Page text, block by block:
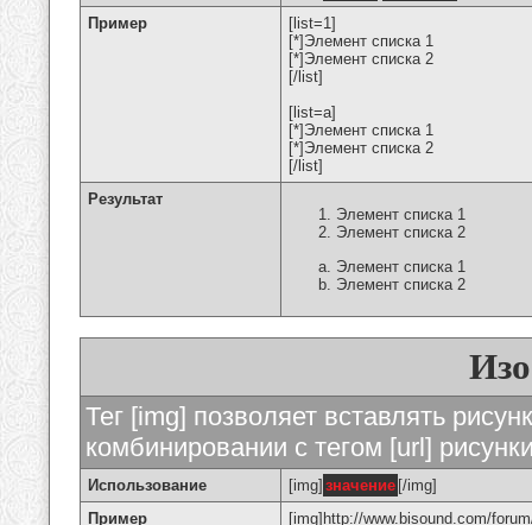
Пример
[list=1]
[*]Элемент списка 1
[*]Элемент списка 2
[/list]
[list=a]
[*]Элемент списка 1
[*]Элемент списка 2
[/list]
Результат
Элемент списка 1
Элемент списка 2
Элемент списка 1
Элемент списка 2
Тег [img] позволяет вставлять
комбинировании с тегом [url]
Использование [img] значение [/img]
Пример
[img]http://www.bisound.com/